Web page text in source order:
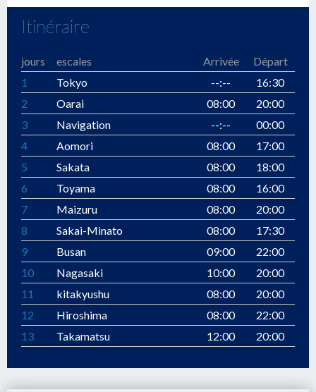
Itinéraire
jours escales Arrivée
Départ
1
Tokyo --:--
16:30
2
Oarai 08:00
20:00
3
Navigation --:--
00:00
4
Aomori 08:00
17:00
5
Sakata 08:00
18:00
6
Toyama 08:00
16:00
7
Maizuru 08:00
20:00
8
Sakai-Minato 08:00
17:30
9
Busan 09:00
22:00
10
Nagasaki 10:00
20:00
11
kitakyushu 08:00
20:00
12
Hiroshima 08:00
22:00
13
Takamatsu 12:00
20:00